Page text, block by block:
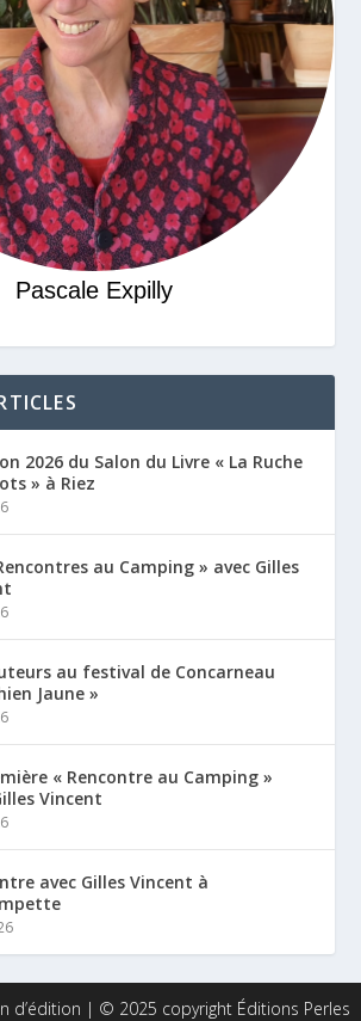
Pascale Expilly
2026 du Salon du Livre « La Ruche
» à Riez
au Camping » avec Gilles
au festival de Concarneau
Jaune »
« Rencontre au Camping »
Vincent
avec Gilles Vincent à
d’édition | © 2025 copyright Éditions Perles